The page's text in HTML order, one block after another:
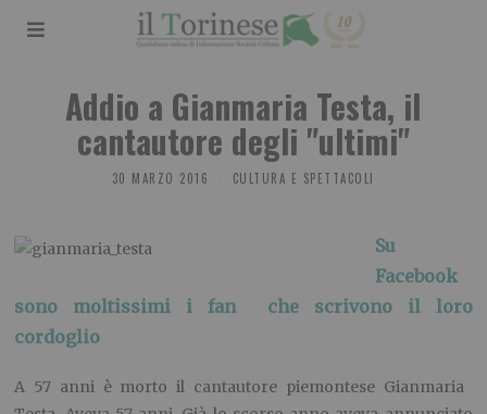
Addio a Gianmaria Testa, il
cantautore degli "ultimi"
30 MARZO 2016 CULTURA E SPETTACOLI
Su
Facebook
sono moltissimi i fan che scrivono il loro
cordoglio
A 57 anni è morto il cantautore piemontese Gianmaria